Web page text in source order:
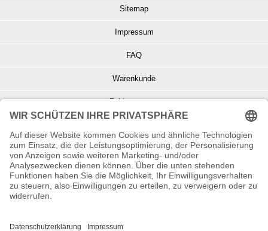
Sitemap
Impressum
FAQ
Warenkunde
Zahlungsarten
Info zu Elektro- u. Elektronikgeräten
Batterieentsorgung
Informationen zur Echtheit von Kundenbewertungen